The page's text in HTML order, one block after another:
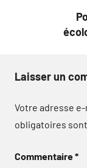
Laisser un
Votre adresse e-
obligatoires
Commentaire*